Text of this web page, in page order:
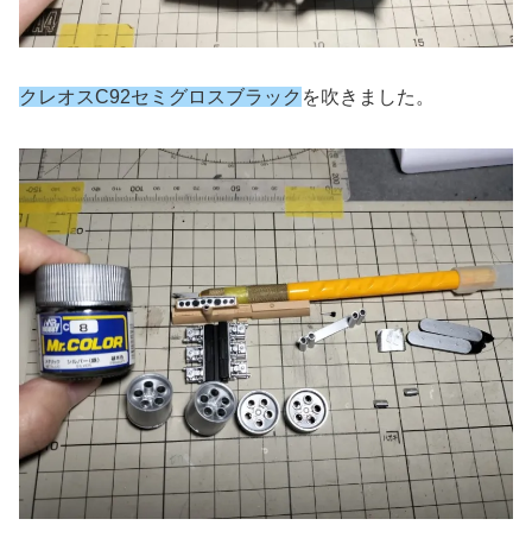
クレオスC92セミグロスブラック を吹きました。